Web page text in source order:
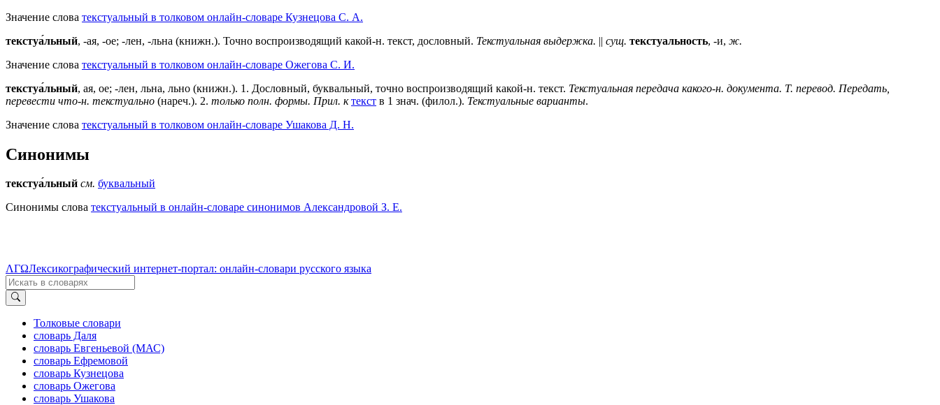
Значение слова текстуальный в толковом онлайн-словаре Кузнецова С. А.
текстуа́льный, -ая, -ое; -лен, -льна (книжн.). Точно воспроизводящий какой-н. текст, дословный. Текстуальная выдержка. || сущ. текстуальность, -и, ж.
Значение слова текстуальный в толковом онлайн-словаре Ожегова C. И.
текстуа́льный, ая, ое; -лен, льна, льно (книжн.). 1 . Дословный, буквальный, точно воспроизводящий какой-н. текст. Текстуальная передача какого-н. документа. Т. перевод. Передать,
перевести что-н. текстуально (нареч.). 2. только полн. формы. Прил. к текст в 1 знач. (филол.). Текстуальные варианты.
Значение слова текстуальный в толковом онлайн-словаре Ушакова Д. Н.
Синонимы
текстуа́льный см. буквальный
Синонимы слова текстуальный в онлайн-словаре синонимов Александровой З. Е.
ΛΓΩЛексикографический интернет-портал: онлайн-словари русского языка
Толковые словари
словарь Даля
словарь Евгеньевой (МАС)
словарь Ефремовой
словарь Кузнецова
словарь Ожегова
словарь Ушакова